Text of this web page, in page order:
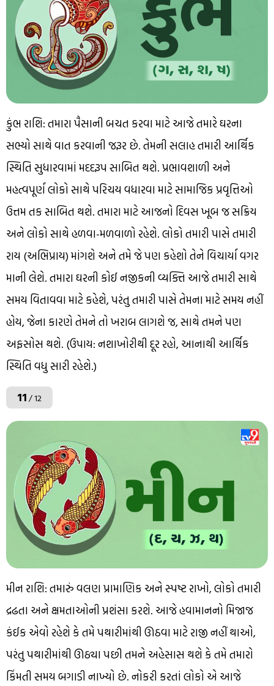
કુંભ રાશિ: તમારા પૈસાની બચત કરવા માટે આજે તમારે ઘરના
સભ્યો સાથે વાત કરવાની જરૂર છે. તેમની સલાહ તમારી આર્થિક
સ્થિતિ સુધારવામાં મદદરૂપ સાબિત થશે. પ્રભાવશાળી અને
મહત્વપૂર્ણ લોકો સાથે પરિચય વધારવા માટે સામાજિક પ્રવૃત્તિઓ
ઉત્તમ તક સાબિત થશે. તમારા માટે આજનો દિવસ ખૂબ જ સક્રિય
અને લોકો સાથે હળવા-મળવાળો રહેશે. લોકો તમારી પાસે તમારી
રાય (અભિપ્રાય) માંગશે અને તમે જે પણ કહેશો તેને વિચાર્યા વગર
માની લેશે. તમારા ઘરની કોઈ નજીકની વ્યક્તિ આજે તમારી સાથે
સમય વિતાવવા માટે કહેશે, પરંતુ તમારી પાસે તેમના માટે સમય નહીં
હોય, જેના કારણે તેમને તો ખરાબ લાગશે જ, સાથે તમને પણ
અફસોસ થશે. (ઉપાય: નશાખોરીથી દૂર રહો, આનાથી આર્થિક
સ્થિતિ વધુ સારી રહેશે.)
11/ 12
મીન રાશિ: તમારું વલણ પ્રામાણિક અને સ્પષ્ટ રાખો, લોકો તમારી
દ્રઢતા અને ક્ષમતાઓની પ્રશંસા કરશે. આજે હવામાનનો મિજાજ
કંઈક એવો રહેશે કે તમે પથારીમાંથી ઊઠવા માટે રાજી નહીં થાઓ,
પરંતુ પથારીમાંથી ઊઠ્યા પછી તમને અહેસાસ થશે કે તમે તમારો
કિંમતી સમય બગાડી નાખ્યો છે. નોકરી કરતાં લોકો એ આજે